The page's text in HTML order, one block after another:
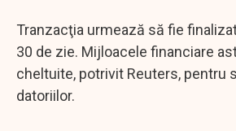
Tranzacţia urmează să fie
30 de zie. Mijloacele financiare
cheltuite, potrivit Reuters, pentru
datoriilor.